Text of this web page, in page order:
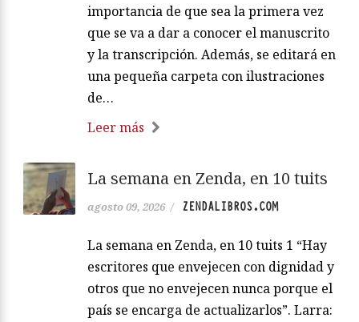
importancia de que sea la primera vez
que se va a dar a conocer el manuscrito
y la transcripción. Además, se editará en
una pequeña carpeta con ilustraciones
de…
Leer más
La semana en Zenda, en 10 tuits
agosto 09, 2026 / ZENDALIBROS.COM
La semana en Zenda, en 10 tuits 1 “Hay
escritores que envejecen con dignidad y
otros que no envejecen nunca porque el
país se encarga de actualizarlos”. Larra: